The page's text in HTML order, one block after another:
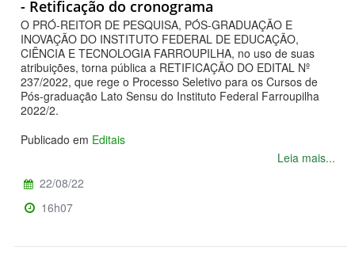
- Retificação do cronograma
O PRÓ-REITOR DE PESQUISA, PÓS-GRADUAÇÃO E
INOVAÇÃO DO INSTITUTO FEDERAL DE EDUCAÇÃO,
CIÊNCIA E TECNOLOGIA FARROUPILHA, no uso de suas
atribuições, torna pública a RETIFICAÇÃO DO EDITAL Nº
237/2022, que rege o Processo Seletivo para os Cursos de
Pós-graduação Lato Sensu do Instituto Federal Farroupilha
2022/2.
Publicado em Editais
Leia mais...
22/08/22
16h07